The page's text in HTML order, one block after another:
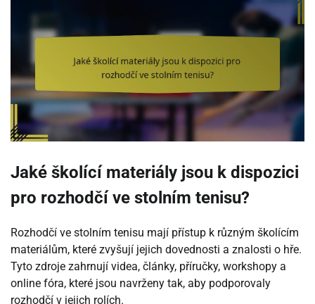
Jaké školící materiály jsou k dispozici
pro rozhodčí ve stolním tenisu?
Rozhodčí ve stolním tenisu mají přístup k různým školícím
materiálům, které zvyšují jejich dovednosti a znalosti o hře.
Tyto zdroje zahrnují videa, články, příručky, workshopy a
online fóra, které jsou navrženy tak, aby podporovaly
rozhodčí v jejich rolích.